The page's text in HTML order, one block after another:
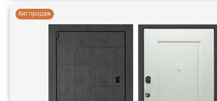
Хит продаж